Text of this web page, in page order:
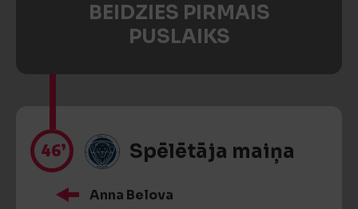
BEIDZIES PIRMAIS
PUSLAIKS
46’ Spēlētāja maiņa
Anna Belova